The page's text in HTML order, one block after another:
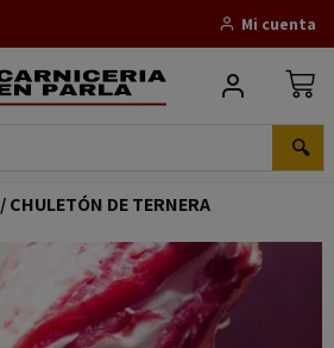
Mi cuenta
🔍
/ CHULETÓN DE TERNERA